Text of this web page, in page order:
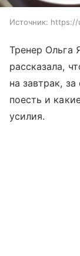
Источник: https://
Тренер Ольга
рассказала,
на завтрак,
поесть и
усилия.